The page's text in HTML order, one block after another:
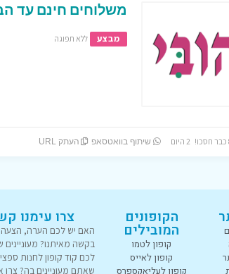
משלוחים חינם עד
מבצע ללא תפוגה
שיתוף בוואטסאפ העתק URL
הקופונים
המובילים
קופון לטמו
קופון לאייס
קופון לעליאקספרס
צרו עימנו
האם יש לכם הערה, הצעה
בקשה מאיתנו? מעוניינים
לכם קוד קופון לחנות
שאתם מעוניינים בה? צרו